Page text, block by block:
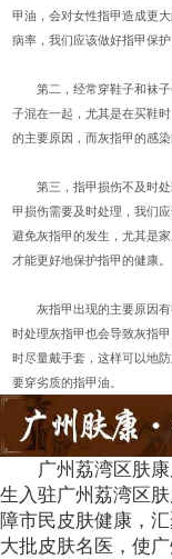
甲油，会对女性指甲造成更
病率，我们应该做好指甲保
第二，经常穿鞋子和袜子
子混在一起，尤其是在买鞋
的主要原因，而灰指甲的感
第三，指甲损伤不及时处
甲损伤需要及时处理，我们
避免灰指甲的发生，尤其是
才能更好地保护指甲的健康。
灰指甲出现的主要原因有
时处理灰指甲也会导致灰指
时尽量戴手套，这样可以地
要穿劣质的指甲油。
广州荔湾区肤
生入驻广州荔湾区
障市民皮肤健康，
大批皮肤名医，使